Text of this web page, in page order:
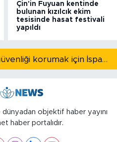
Çin'in Fuyuan kentinde
bulunan kızılcık ekim
tesisinde hasat festivali
yapıldı
İtalya Başbakanı: Ulusal güvenliği korumak için İspanya ile Schengen kapsamındaki serbest dolaşımı askıya alıyoruz
objektif haber yayını
haber portalıdır.